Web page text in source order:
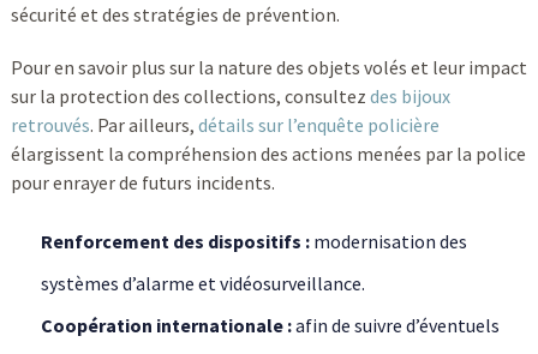
sécurité et des stratégies de prévention.
Pour en savoir plus sur la nature des objets volés et leur impact
sur la protection des collections, consultez des bijoux
retrouvés. Par ailleurs, détails sur l’enquête policière
élargissent la compréhension des actions menées par la police
pour enrayer de futurs incidents.
Renforcement des dispositifs :modernisation des
systèmes d’alarme et vidéosurveillance.
Coopération internationale :afin de suivre d’éventuels